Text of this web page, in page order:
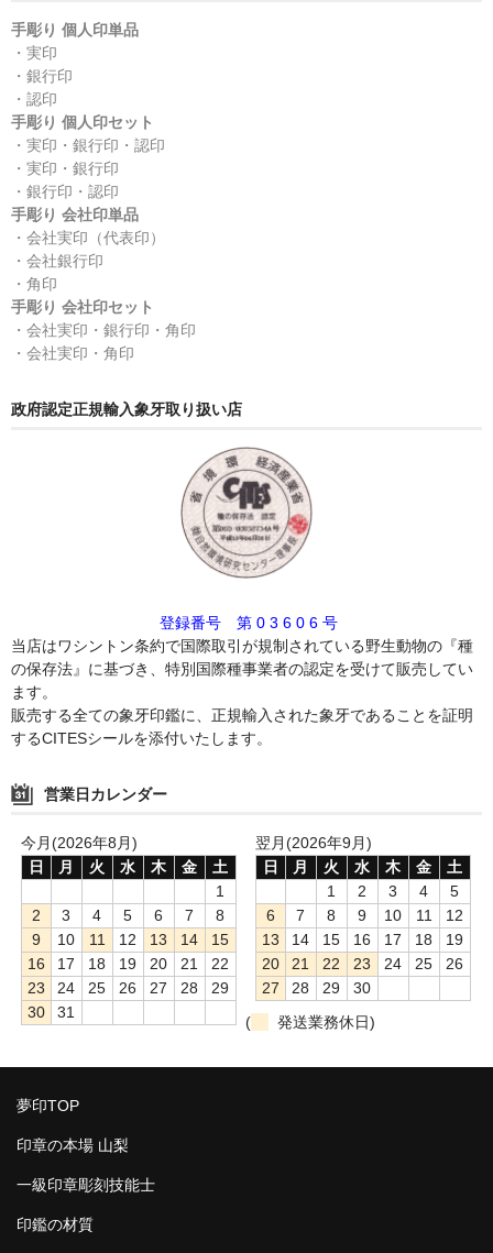
手彫り 個人印単品
・実印
・銀行印
・認印
手彫り 個人印セット
・実印・銀行印・認印
・実印・銀行印
・銀行印・認印
手彫り 会社印単品
・会社実印（代表印）
・会社銀行印
・角印
手彫り 会社印セット
・会社実印・銀行印・角印
・会社実印・角印
政府認定正規輸入象牙取り扱い店
登録番号 第 0 3 6 0 6 号
当店はワシントン条約で国際取引が規制されている野生動物の『種
の保存法』に基づき、特別国際種事業者の認定を受けて販売してい
ます。
販売する全ての象牙印鑑に、正規輸入された象牙であることを証明
するCITESシールを添付いたします。
営業日カレンダー
今月(2026年8月)
日
月 火 水 木 金
土
1
2
3 4 5 6 7
8
9
10 11 12 13 14
15
16
17 18 19 20 21
22
23
24 25 26 27 28
29
30
31
翌月(2026年9月)
日
月 火 水 木 金
土
1
2 3 4
5
6
7 8 9 10 11
12
13
14 15 16 17 18
19
20
21 22 23 24 25
26
27
28 29
30
(
発送業務休日)
夢印TOP
印章の本場 山梨
一級印章彫刻技能士
印鑑の材質